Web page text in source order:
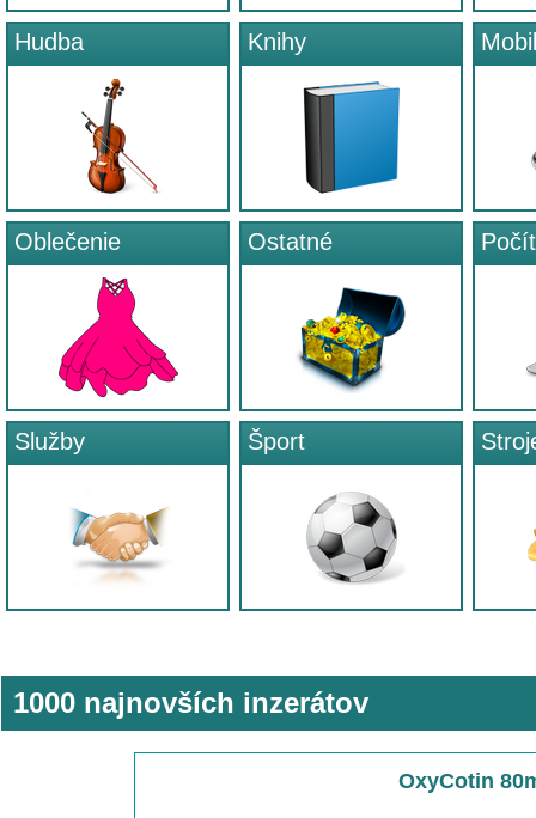
Hudba Knihy
Oblečenie Ostatné
Služby Šport
1000 najnovších inzerátov
OxyCotin